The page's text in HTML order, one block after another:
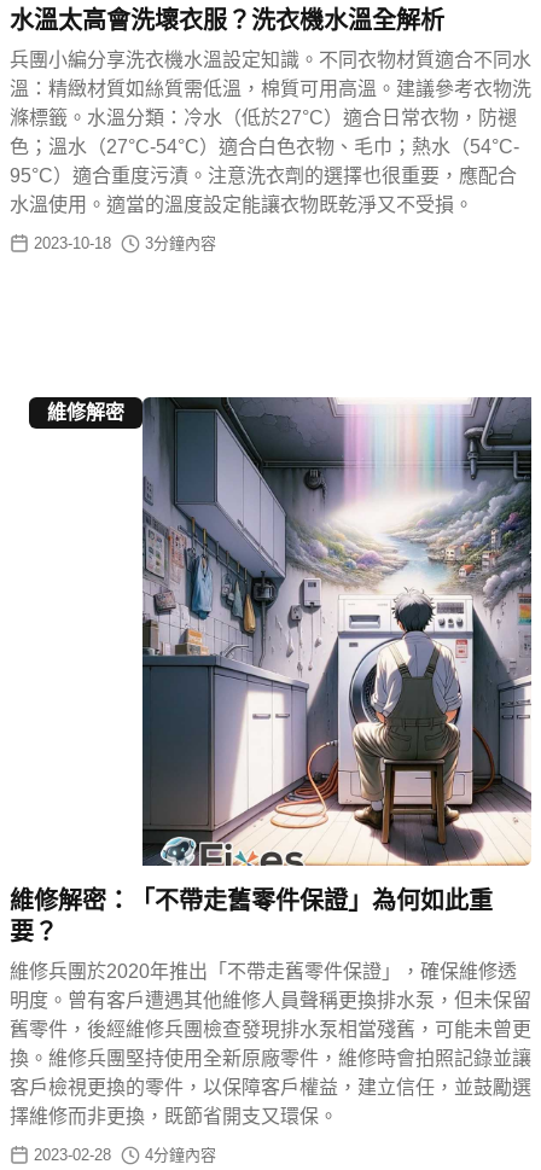
水溫太高會洗壞衣服？洗衣機水溫全解析
兵團小編分享洗衣機水溫設定知識。不同衣物材質適合不同水
溫：精緻材質如絲質需低溫，棉質可用高溫。建議參考衣物洗
滌標籤。水溫分類：冷水（低於27°C）適合日常衣物，防褪
色；溫水（27°C-54°C）適合白色衣物、毛巾；熱水（54°C-
95°C）適合重度污漬。注意洗衣劑的選擇也很重要，應配合
水溫使用。適當的溫度設定能讓衣物既乾淨又不受損。
2023-10-18 3分鐘內容
維修解密
維修解密：「不帶走舊零件保證」為何如此重
要？
維修兵團於2020年推出「不帶走舊零件保證」，確保維修透
明度。曾有客戶遭遇其他維修人員聲稱更換排水泵，但未保留
舊零件，後經維修兵團檢查發現排水泵相當殘舊，可能未曾更
換。維修兵團堅持使用全新原廠零件，維修時會拍照記錄並讓
客戶檢視更換的零件，以保障客戶權益，建立信任，並鼓勵選
擇維修而非更換，既節省開支又環保。
2023-02-28 4分鐘內容